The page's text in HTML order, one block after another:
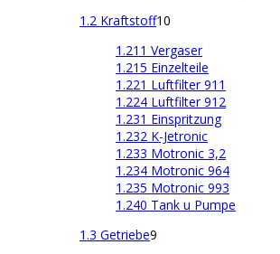
1.2 Kraftstoff10
1.211 Vergaser
1.215 Einzelteile
1.221 Luftfilter 911
1.224 Luftfilter 912
1.231 Einspritzung
1.232 K-Jetronic
1.233 Motronic 3,2
1.234 Motronic 964
1.235 Motronic 993
1.240 Tank u Pumpe
1.3 Getriebe9